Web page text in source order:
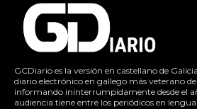
GCDiario es la versión en castellano de
diario electrónico en gallego más veterano
informando ininterrumpidamente desde el
audiencia tiene entre los periódicos en lengua